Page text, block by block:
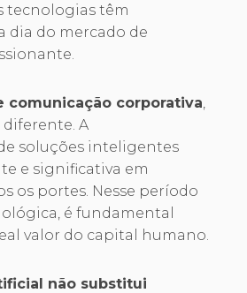
tecnologias têm
dia do mercado de
comunicação corporativa,
diferente. A
soluções inteligentes
e significativa em
os portes. Nesse período
é fundamental
valor do capital humano.
não substitui